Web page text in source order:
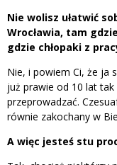
Nie wolisz ułatwić
Wrocławia, tam
gdzie chłopaki z
Nie, i powiem Ci, że ja
już prawie od 10 lat
przeprowadzać.
równie zakochany w
A więc jesteś stu